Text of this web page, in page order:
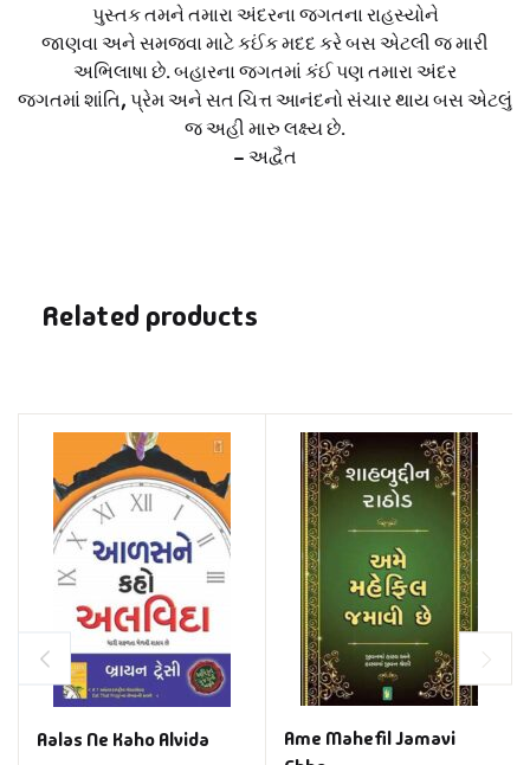
પુસ્તક તમને તમારા અંદરના જગતના રાહસ્યોને
જાણવા અને સમજવા માટે કઈંક મદદ કરે બસ એટલી જ મારી
અભિલાષા છે. બહારના જગતમાં કંઈ પણ તમારા અંદર
જગતમાં શાંતિ, પ્રેમ અને સત ચિત્ત આનંદનો સંચાર થાય બસ એટલું
જ અહી મારુ લક્ષ્ય છે.
– અદ્વૈત
Related products
Aalas Ne Kaho Alvida
Ame Mahefil Jamavi